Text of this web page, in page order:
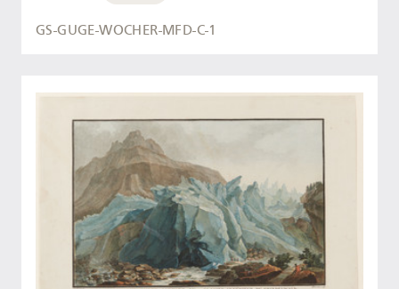
GS-GUGE-WOCHER-MFD-C-1